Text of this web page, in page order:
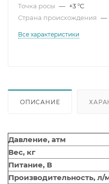
Точка росы — +3 °С
Страна происхождения —
Все характеристики
ОПИСАНИЕ
Давление, атм
Вес, кг
Питание, В
Производительность, л/